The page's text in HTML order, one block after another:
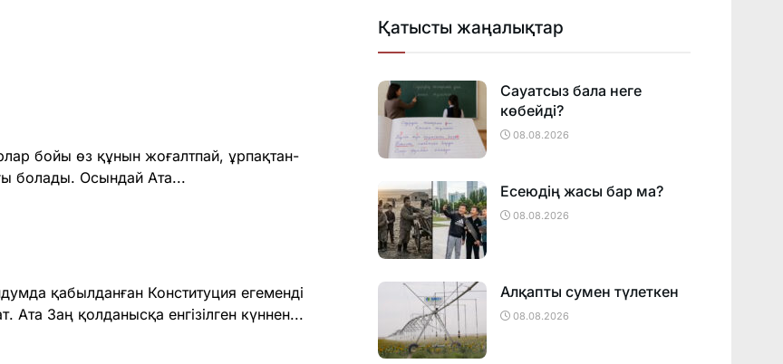
бойы өз құнын жоғалтпай, ұрпақтан-
болады. Осындай Ата...
қабылданған Конституция егеменді
Ата Заң қолданысқа енгізілген күннен...
Қатысты жаңалықтар
Сауатсыз бала неге
көбейді?
08.08.2026
Есеюдің жасы бар ма?
08.08.2026
Алқапты сумен түлеткен
08.08.2026